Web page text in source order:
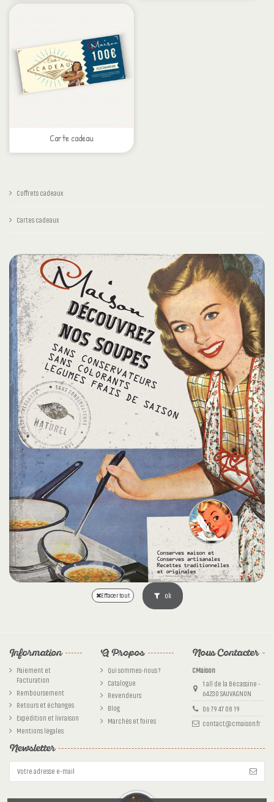
Carte cadeau
Coffrets cadeaux
Cartes cadeaux
Effacer tout ok
Information
Paiement et
Facturation
Remboursement
Retours et échanges
Expédition et livraison
Mentions légales
A Propos
Qui sommes-nous ?
Catalogue
Revendeurs
Blog
Marchés et foires
Nous Contacter
CMaison
1 all de la Bécassine -
64230 SAUVAGNON
06 79 47 08 19
contact@cmaison.fr
Newsletter